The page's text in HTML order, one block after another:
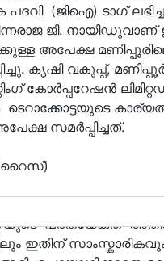
പദവി (ജിഐ) ടാഗ്
ജി.
അപേക്ഷ
കൃഷി വകുപ്പ്,
കോർപ്പറേഷൻ
സമർപ്പിച്ചത്.
റൈസ്)
കൃഷി ചെയ്യുന്ന
പ്രത്യേകത
ഇതിന്